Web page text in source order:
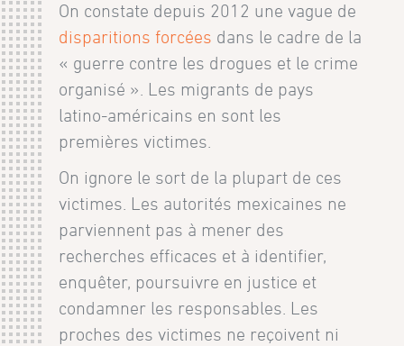
On constate depuis 2012 une vague de
disparitions forcées dans le cadre de la
« guerre contre les drogues et le crime
organisé ». Les migrants de pays
latino-américains en sont les
premières victimes.
On ignore le sort de la plupart de ces
victimes. Les autorités mexicaines ne
parviennent pas à mener des
recherches efficaces et à identifier,
enquêter, poursuivre en justice et
condamner les responsables. Les
proches des victimes ne reçoivent ni